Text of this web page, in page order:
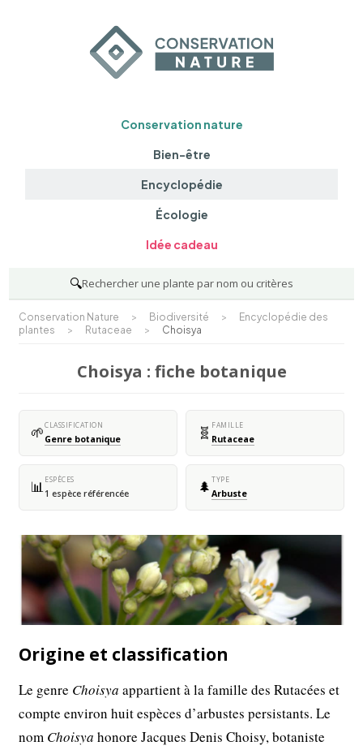
Conservation nature
Bien-être
Encyclopédie
Écologie
Idée cadeau
🔍Rechercher une plante par nom ou critères
Conservation Nature > Biodiversité >
Encyclopédie des
plantes
> Rutaceae > Choisya
Choisya : fiche botanique
🌱CLASSIFICATION
Genre botanique 🧬 FAMILLE
Rutaceae
📊ESPÈCES
1 espèce référencée 🌲 TYPE
Arbuste
Origine et classification
Le genre Choisya appartient à la famille des Rutacées et
compte environ huit espèces d’arbustes persistants. Le
nom Choisya honore Jacques Denis Choisy, botaniste